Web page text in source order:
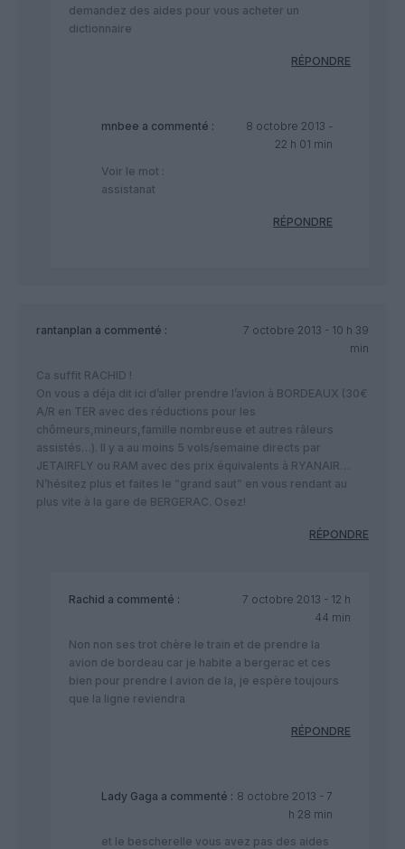
demandez des aides pour vous acheter un
dictionnaire
RÉPONDRE
mnbee a commenté :
8 octobre 2013 -
22 h 01 min
Voir le mot :
assistanat
RÉPONDRE
rantanplan a commenté :
7 octobre 2013 - 10 h 39
min
Ca suffit RACHID !
On vous a déja dit ici d’aller prendre l’avion à BORDEAUX (30€
A/R en TER avec des réductions pour les
chômeurs,mineurs,famille nombreuse et autres râleurs
assistés…). Il y a au moins 5 vols/semaine directs par
JETAIRFLY ou RAM avec des prix équivalents à RYANAIR…
N’hésitez plus et faites le “grand saut” en vous rendant au
plus vite à la gare de BERGERAC. Osez!
RÉPONDRE
Rachid a commenté :
7 octobre 2013 - 12 h
44 min
Non non ses trot chère le train et de prendre la
avion de bordeau car je habite a bergerac et ces
bien pour prendre l avion de la, je espère toujours
que la ligne reviendra
RÉPONDRE
Lady Gaga a commenté : 8 octobre 2013 - 7
h 28 min
et le bescherelle vous avez pas des aides